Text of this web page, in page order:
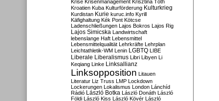
Krise Krisenmanagement Krisztina Tóth
Kroatien Kuba Kulturförderung Kulturkrieg
Kurdistan Kurie kuruc.info Kyrill
Käfighaltung Kék Pont Kötcse
Ladenschließungen Lajos Bokros Lajos Rig
Lajos Simicska Landwirtschaft
lebenslange Haft Lebensmittel
Lebensmittelqualität Lehrkräfte Lehrplan
Leichtathletik-WM Lenin LGBTQ LIBE
Liberale Liberalismus Libri Libyen Li
Keqiang Linke Linksallianz
Linksopposition Litauen
Literatur Liz Truss LMP Lockdown
Lockerungen Lokalismus London Lánchíd
Rádió
László Botka László Donáth László
Földi László Kiss László Kövér László